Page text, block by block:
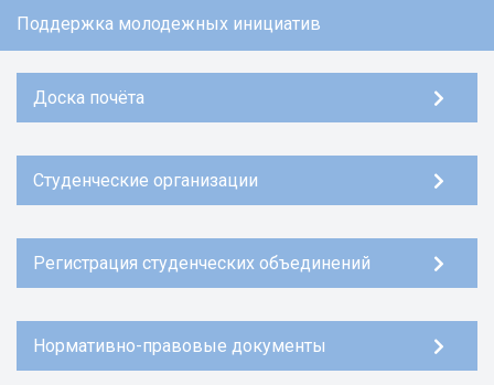
Поддержка молодежных инициатив
Доска почёта
Студенческие организации
Регистрация студенческих объединений
Нормативно-правовые документы